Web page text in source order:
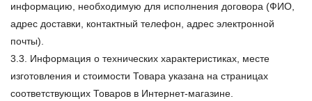
информацию, необходимую для исполнения договора (ФИО,
адрес доставки, контактный телефон, адрес электронной
почты).
3.3. Информация о технических характеристиках, месте
изготовления и стоимости Товара указана на страницах
соответствующих Товаров в Интернет-магазине.